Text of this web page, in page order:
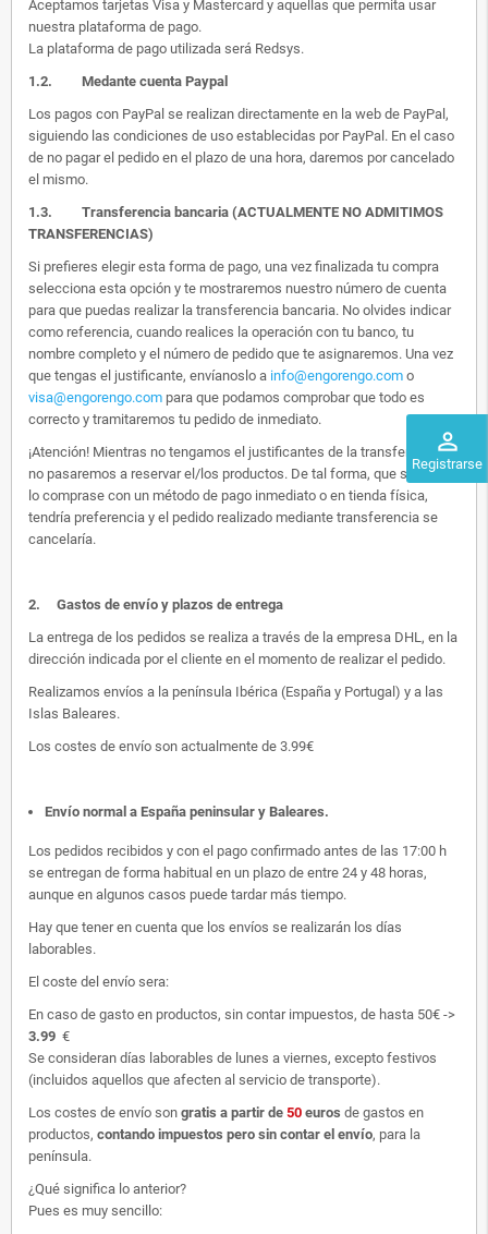
perm_identity
Registrarse
Aceptamos tarjetas Visa y Mastercard y aquellas que permita usar
nuestra plataforma de pago.
La plataforma de pago utilizada será Redsys.
1.2. Medante cuenta Paypal
Los pagos con PayPal se realizan directamente en la web de PayPal,
siguiendo las condiciones de uso establecidas por PayPal. En el caso
de no pagar el pedido en el plazo de una hora, daremos por cancelado
el mismo.
1.3. Transferencia bancaria (ACTUALMENTE NO ADMITIMOS
TRANSFERENCIAS)
Si prefieres elegir esta forma de pago, una vez finalizada tu compra
selecciona esta opción y te mostraremos nuestro número de cuenta
para que puedas realizar la transferencia bancaria. No olvides indicar
como referencia, cuando realices la operación con tu banco, tu
nombre completo y el número de pedido que te asignaremos. Una vez
que tengas el justificante, envíanoslo a info@engorengo.com o
visa@engorengo.com para que podamos comprobar que todo es
correcto y tramitaremos tu pedido de inmediato.
¡Atención! Mientras no tengamos el justificantes de la transferencia,
no pasaremos a reservar el/los productos. De tal forma, que si alguien
lo comprase con un método de pago inmediato o en tienda física,
tendría preferencia y el pedido realizado mediante transferencia se
cancelaría.
2. Gastos de envío y plazos de entrega
La entrega de los pedidos se realiza a través de la empresa DHL, en la
dirección indicada por el cliente en el momento de realizar el pedido.
Realizamos envíos a la península Ibérica (España y Portugal) y a las
Islas Baleares.
Los costes de envío son actualmente de 3.99€
Envío normal a España peninsular y Baleares.
Los pedidos recibidos y con el pago confirmado antes de las 17:00 h
se entregan de forma habitual en un plazo de entre 24 y 48 horas,
aunque en algunos casos puede tardar más tiempo.
Hay que tener en cuenta que los envíos se realizarán los días
laborables.
El coste del envío sera:
En caso de gasto en productos, sin contar impuestos, de hasta 50€ ->
3.99 €
Se consideran días laborables de lunes a viernes, excepto festivos
(incluidos aquellos que afecten al servicio de transporte).
Los costes de envío son gratis a partir de 50 euros de gastos en
productos, contando impuestos pero sin contar el envío, para la
península.
¿Qué significa lo anterior?
Pues es muy sencillo: